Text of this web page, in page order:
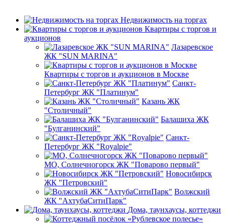
Недвижимость на торгах
Квартиры с торгов и
аукционов
Лазаревское
ЖК "SUN MARINA"
Квартиры с торгов и аукционов в Москве
Санкт-
Петербург ЖК "Платинум"
Казань ЖК
"Столичный"
Балашиха ЖК
"Булганинский"
Санкт-
Петербург ЖК "Royalpie"
МО, Солнечногорск ЖК "Поварово первый"
Новосибирск
ЖК "Петровский"
Волжский
ЖК "АхтубаСитиПарк"
Дома, таунхаусы, коттеджи